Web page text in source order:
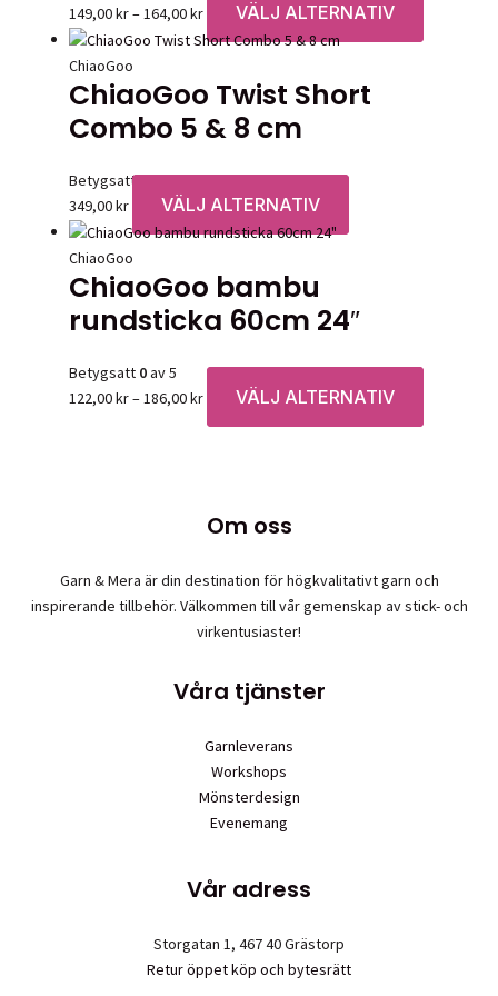
149,00kr–164,00krPrisintervall:
149,00 kr
164,00 kr
VÄLJ ALTERNATIV
här
ChiaoGoo
ChiaoGoo Twist Short
Combo 5 & 8 cm
Betygsatt0av 5
349,00kr VÄLJ ALTERNATIV
här
flera
alternativen
ChiaoGoo
ChiaoGoo bambu
rundsticka 60cm 24″
Betygsatt 0av 5
122,00kr–186,00krPrisintervall:
122,00 kr
VÄLJ ALTERNATIV
här
olika
Om oss
Garn & Mera är din destination för högkvalitativt garn och
inspirerande tillbehör. Välkommen till vår gemenskap av stick- och
virkentusiaster!
Våra tjänster
Garnleverans
Workshops
Mönsterdesign
Evenemang
Vår adress
Storgatan 1, 467 40 Grästorp
Retur öppet köp och bytesrätt